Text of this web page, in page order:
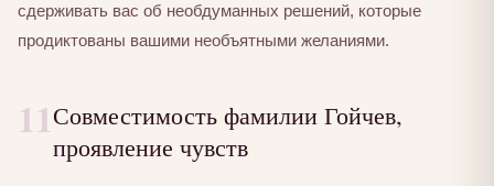
сдерживать вас об необдуманных решений, которые
продиктованы вашими необъятными желаниями.
11Совместимость фамилии Гойчев,
проявление чувств